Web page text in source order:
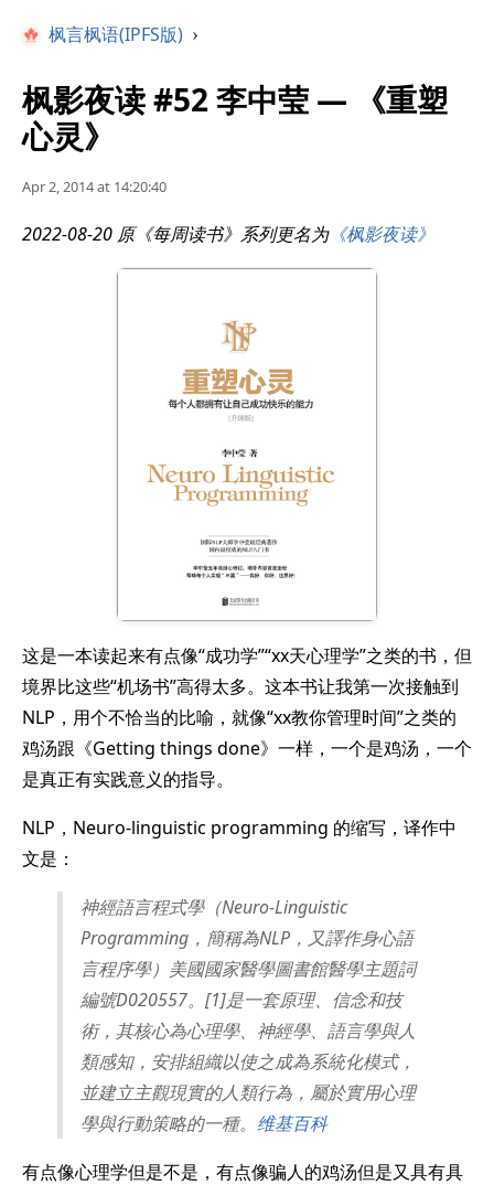
枫言枫语(IPFS版) ›
枫影夜读 #52 李中莹 — 《重塑
心灵》
Apr 2, 2014 at 14:20:40
2022-08-20 原《每周读书》系列更名为《枫影夜读》
这是一本读起来有点像“成功学”“xx天心理学”之类的书，但
境界比这些“机场书”高得太多。这本书让我第一次接触到
NLP，用个不恰当的比喻，就像“xx教你管理时间”之类的
鸡汤跟《Getting things done》一样，一个是鸡汤，一个
是真正有实践意义的指导。
NLP，Neuro-linguistic programming 的缩写，译作中
文是：
神經語言程式學（Neuro-Linguistic
Programming，簡稱為NLP，又譯作身心語
言程序學）美國國家醫學圖書館醫學主題詞
編號D020557。[1]是一套原理、信念和技
術，其核心為心理學、神經學、語言學與人
類感知，安排組織以使之成為系統化模式，
並建立主觀現實的人類行為，屬於實用心理
學與行動策略的一種。 维基百科
有点像心理学但是不是，有点像骗人的鸡汤但是又具有具